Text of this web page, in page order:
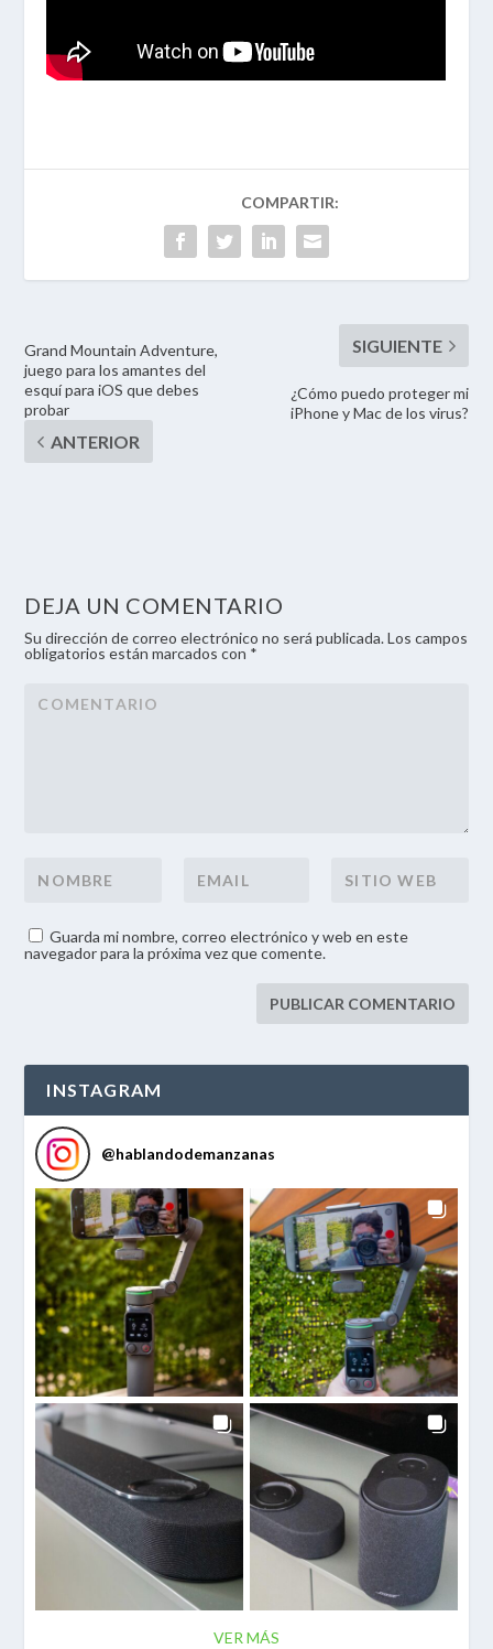
Grand Mountain Adventure,
juego para los amantes del
esquí para iOS que debes
probar
¿Cómo puedo proteger mi
iPhone y Mac de los virus?
DEJA UN COMENTARIO
Su dirección de correo electrónico no será publicada. Los campos
obligatorios están marcados con *
Guarda mi nombre, correo electrónico y web en este
navegador para la próxima vez que comente.
INSTAGRAM
@hablandodemanzanas
VER MÁS